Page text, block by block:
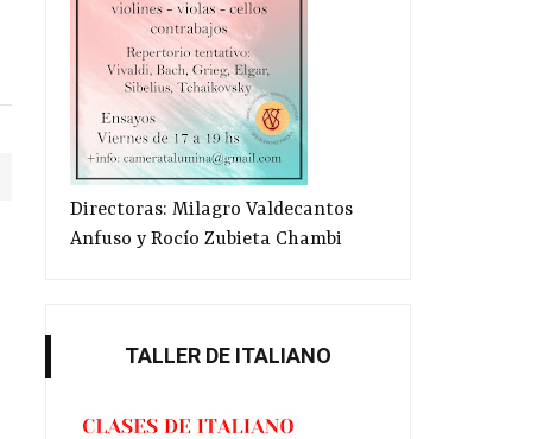
Directoras: Milagro Valdecantos
Anfuso y Rocío Zubieta Chambi
TALLER DE ITALIANO